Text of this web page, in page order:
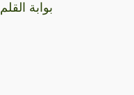
بوابة القلم